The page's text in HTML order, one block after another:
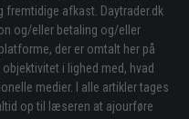
fremtidige afkast. Daytrader.dk
og/eller betaling og/eller
der er omtalt her på
i lighed med, hvad
medier. I alle artikler tages
op til læseren at ajourføre